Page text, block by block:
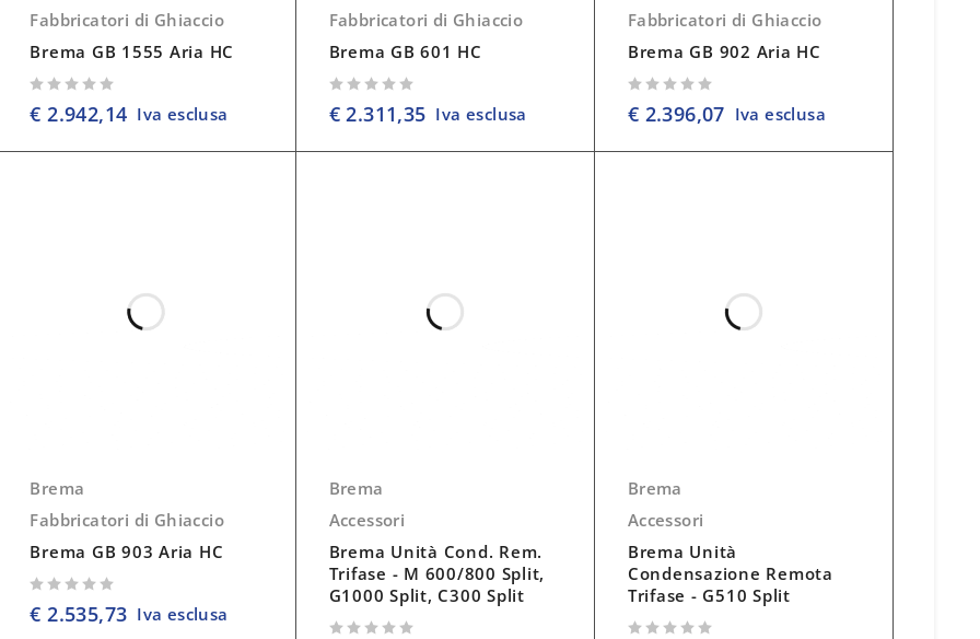
Fabbricatori di Ghiaccio
Brema GB 1555 Aria HC
€ 2.942,14 Iva esclusa
Fabbricatori di Ghiaccio
Brema GB 601 HC
€2.311,35 Iva esclusa
Fabbricatori di Ghiaccio
Brema GB 902 Aria HC
€ 2.396,07 Iva esclusa
Brema
Fabbricatori di Ghiaccio
Brema GB 903 Aria HC
€ 2.535,73 Iva esclusa
Brema
Accessori
Brema Unità Cond. Rem.
Trifase - M 600/800 Split,
G1000 Split, C300 Split
Brema
Accessori
Brema Unità
Condensazione Remota
Trifase - G510 Split